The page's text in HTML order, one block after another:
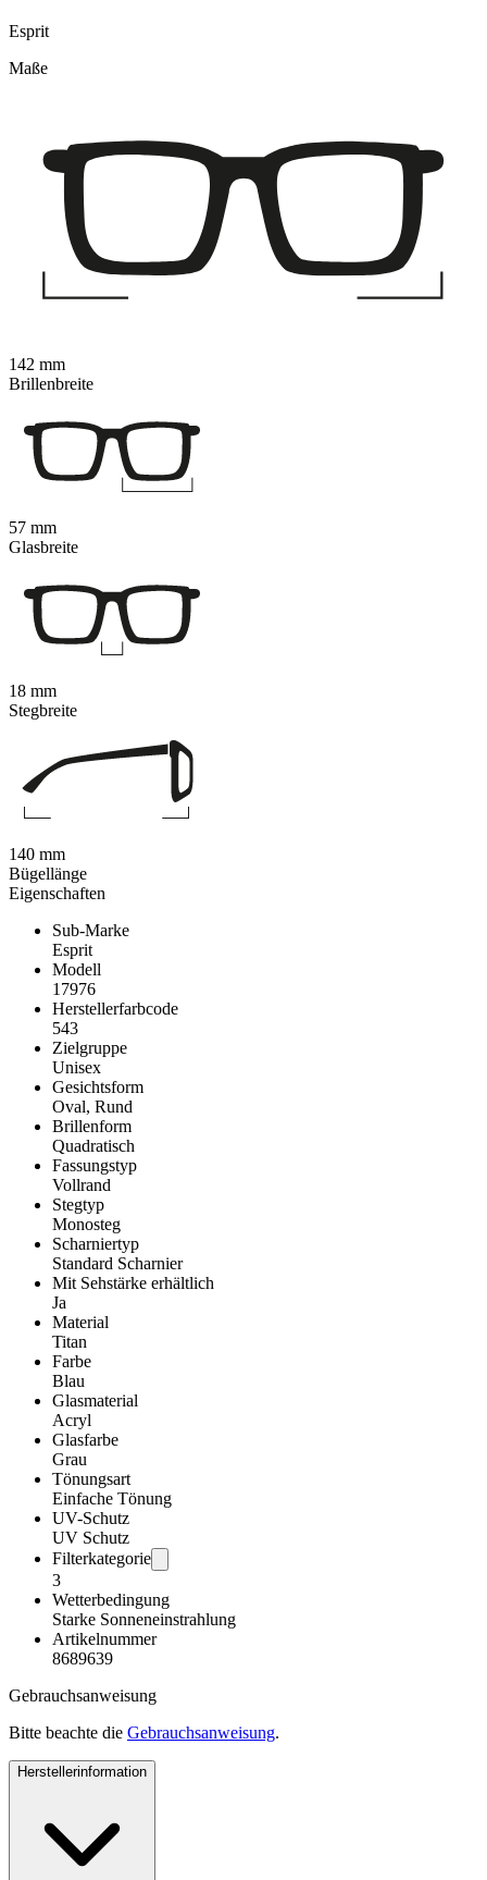
Esprit
Eigenschaften
Sub-Marke
Esprit
Modell
17976
Herstellerfarbcode
543
Zielgruppe
Unisex
Gesichtsform
Oval, Rund
Brillenform
Quadratisch
Fassungstyp
Vollrand
Stegtyp
Monosteg
Scharniertyp
Standard Scharnier
Mit Sehstärke erhältlich
Ja
Material
Titan
Farbe
Blau
Glasmaterial
Acryl
Glasfarbe
Grau
Tönungsart
Einfache Tönung
UV-Schutz
UV Schutz
Filterkategorie
3
Wetterbedingung
Starke Sonneneinstrahlung
Artikelnummer
8689639
Gebrauchsanweisung
Bitte beachte die Gebrauchsanweisung.
Herstellerinformation
Maße
142 mm
Brillenbreite
57 mm
Glasbreite
18 mm
Stegbreite
140 mm
Bügellänge